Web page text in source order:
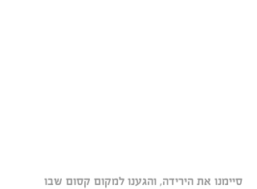
סיימנו את הירידה, והגענו למקום קסום שבו